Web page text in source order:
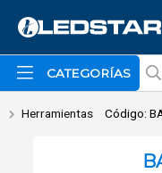
Enviar a email
CATEGORÍAS
Herramientas Código: